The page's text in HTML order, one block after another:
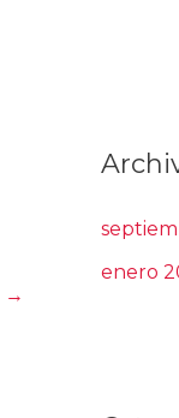
→
enero